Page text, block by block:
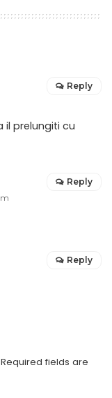
il prelungiti cu
Reply
Reply
Reply
Required fields are